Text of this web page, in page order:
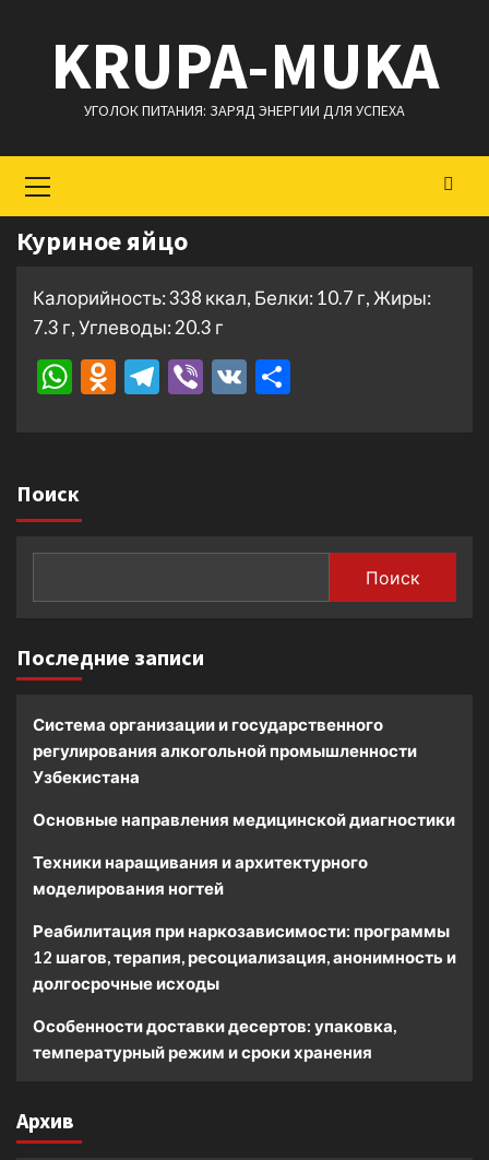
содержимому
KRUPA-MUKA
УГОЛОК ПИТАНИЯ: ЗАРЯД ЭНЕРГИИ ДЛЯ УСПЕХА
меню
Куриное яйцо
Калорийность: 338 ккал, Белки: 10.7 г, Жиры:
7.3 г, Углеводы: 20.3 г
WhatsApp
Odnoklassniki
Telegram
Viber
VK
Поиск
Поиск
Последние записи
Система организации и государственного
регулирования алкогольной промышленности
Узбекистана
Основные направления медицинской диагностики
Техники наращивания и архитектурного
моделирования ногтей
Реабилитация при наркозависимости: программы
12 шагов, терапия, ресоциализация, анонимность и
долгосрочные исходы
Особенности доставки десертов: упаковка,
температурный режим и сроки хранения
Архив